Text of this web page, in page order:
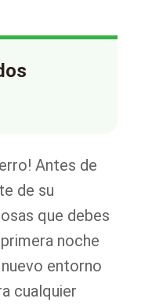
Antes de
de su
que debes
noche
entorno
cualquier